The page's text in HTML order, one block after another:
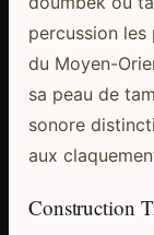
percussion les
du Moyen-
sa peau de
sonore
aux
Construction